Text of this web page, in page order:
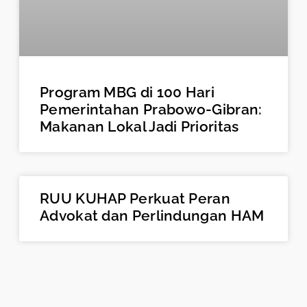
Program MBG di 100 Hari
Pemerintahan Prabowo-Gibran:
Makanan Lokal Jadi Prioritas
RUU KUHAP Perkuat Peran
Advokat dan Perlindungan HAM